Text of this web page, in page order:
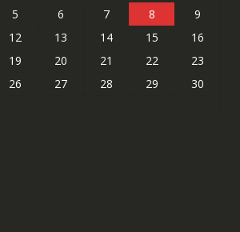
5 6 7 8
9
12 13 14 15
16
19 20 21 22
23
26 27 28 29
30